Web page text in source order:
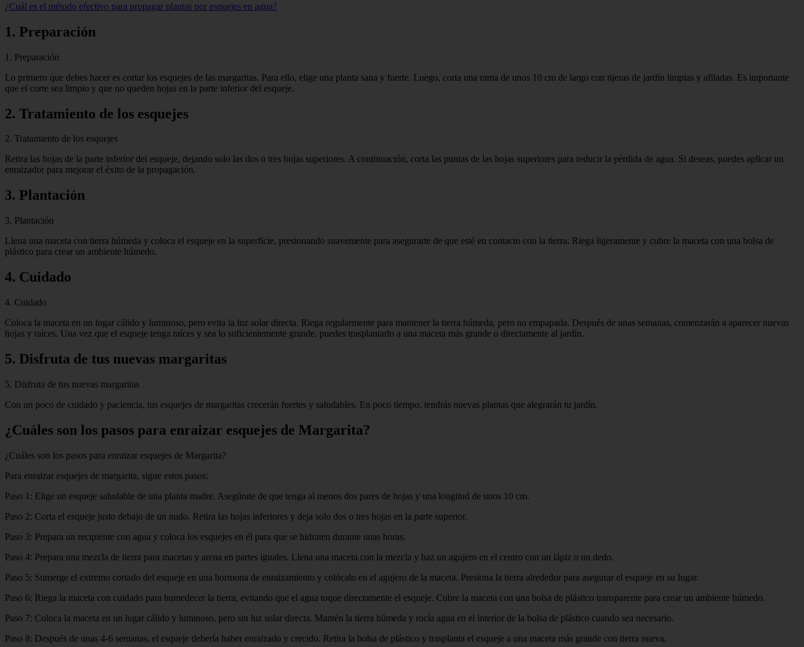
¿Cuál es el método efectivo para propagar plantas por esquejes en agua?
1. Preparación
1. Preparación
Lo primero que debes hacer es cortar los esquejes de las margaritas. Para ello, elige una planta sana y fuerte. Luego, corta una rama de unos 10 cm de largo con tijeras de jardín limpias y afiladas. Es importante
que el corte sea limpio y que no queden hojas en la parte inferior del esqueje.
2. Tratamiento de los esquejes
2. Tratamiento de los esquejes
Retira las hojas de la parte inferior del esqueje, dejando solo las dos o tres hojas superiores. A continuación, corta las puntas de las hojas superiores para reducir la pérdida de agua. Si deseas, puedes aplicar un
enraizador para mejorar el éxito de la propagación.
3. Plantación
3. Plantación
Llena una maceta con tierra húmeda y coloca el esqueje en la superficie, presionando suavemente para asegurarte de que esté en contacto con la tierra. Riega ligeramente y cubre la maceta con una bolsa de
plástico para crear un ambiente húmedo.
4. Cuidado
4. Cuidado
Coloca la maceta en un lugar cálido y luminoso, pero evita la luz solar directa. Riega regularmente para mantener la tierra húmeda, pero no empapada. Después de unas semanas, comenzarán a aparecer nuevas
hojas y raíces. Una vez que el esqueje tenga raíces y sea lo suficientemente grande, puedes trasplantarlo a una maceta más grande o directamente al jardín.
5. Disfruta de tus nuevas margaritas
5. Disfruta de tus nuevas margaritas
Con un poco de cuidado y paciencia, tus esquejes de margaritas crecerán fuertes y saludables. En poco tiempo, tendrás nuevas plantas que alegrarán tu jardín.
¿Cuáles son los pasos para enraizar esquejes de Margarita?
¿Cuáles son los pasos para enraizar esquejes de Margarita?
Para enraizar esquejes de margarita, sigue estos pasos:
Paso 1: Elige un esqueje saludable de una planta madre. Asegúrate de que tenga al menos dos pares de hojas y una longitud de unos 10 cm.
Paso 2: Corta el esqueje justo debajo de un nudo. Retira las hojas inferiores y deja solo dos o tres hojas en la parte superior.
Paso 3: Prepara un recipiente con agua y coloca los esquejes en él para que se hidraten durante unas horas.
Paso 4: Prepara una mezcla de tierra para macetas y arena en partes iguales. Llena una maceta con la mezcla y haz un agujero en el centro con un lápiz o un dedo.
Paso 5: Sumerge el extremo cortado del esqueje en una hormona de enraizamiento y colócalo en el agujero de la maceta. Presiona la tierra alrededor para asegurar el esqueje en su lugar.
Paso 6: Riega la maceta con cuidado para humedecer la tierra, evitando que el agua toque directamente el esqueje. Cubre la maceta con una bolsa de plástico transparente para crear un ambiente húmedo.
Paso 7: Coloca la maceta en un lugar cálido y luminoso, pero sin luz solar directa. Mantén la tierra húmeda y rocía agua en el interior de la bolsa de plástico cuando sea necesario.
Paso 8: Después de unas 4-6 semanas, el esqueje debería haber enraizado y crecido. Retira la bolsa de plástico y trasplanta el esqueje a una maceta más grande con tierra nueva.